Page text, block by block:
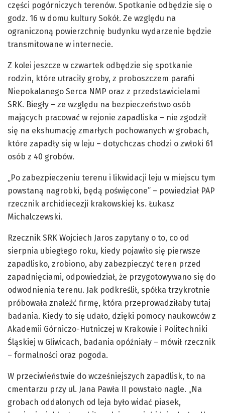
części pogórniczych terenów. Spotkanie odbędzie się o
godz. 16 w domu kultury Sokół. Ze względu na
ograniczoną powierzchnię budynku wydarzenie będzie
transmitowane w internecie.
Z kolei jeszcze w czwartek odbędzie się spotkanie
rodzin, które utraciły groby, z proboszczem parafii
Niepokalanego Serca NMP oraz z przedstawicielami
SRK. Biegły – ze względu na bezpieczeństwo osób
mających pracować w rejonie zapadliska – nie zgodził
się na ekshumację zmarłych pochowanych w grobach,
które zapadły się w leju – dotychczas chodzi o zwłoki 61
osób z 40 grobów.
„Po zabezpieczeniu terenu i likwidacji leju w miejscu tym
powstaną nagrobki, będą poświęcone” – powiedział PAP
rzecznik archidiecezji krakowskiej ks. Łukasz
Michalczewski.
Rzecznik SRK Wojciech Jaros zapytany o to, co od
sierpnia ubiegłego roku, kiedy pojawiło się pierwsze
zapadlisko, zrobiono, aby zabezpieczyć teren przed
zapadnięciami, odpowiedział, że przygotowywano się do
odwodnienia terenu. Jak podkreślił, spółka trzykrotnie
próbowała znaleźć firmę, która przeprowadziłaby tutaj
badania. Kiedy to się udało, dzięki pomocy naukowców z
Akademii Górniczo-Hutniczej w Krakowie i Politechniki
Śląskiej w Gliwicach, badania opóźniały – mówił rzecznik
– formalności oraz pogoda.
W przeciwieństwie do wcześniejszych zapadlisk, to na
cmentarzu przy ul. Jana Pawła II powstało nagle. „Na
grobach oddalonych od leja było widać piasek,